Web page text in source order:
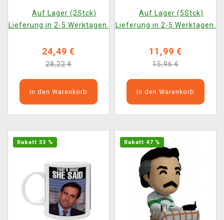
Auf Lager (2Stck)
Lieferung in 2-5 Werktagen.
24,49 €
28,22 €
In den Warenkorb
Television 1643)
Auf Lager (5Stck)
Lieferung in 2-5 Werktagen.
11,99 €
15,96 €
In den Warenkorb
Rabatt 33 % Rabatt 47 %